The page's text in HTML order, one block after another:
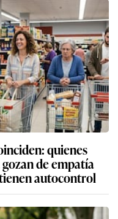
quienes
de empatía
autocontrol